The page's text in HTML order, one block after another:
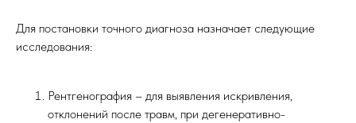
Для постановки точного диагноза назначает следующие
исследования:
Рентгенография – для выявления искривления,
отклонений после травм, при дегенеративно-